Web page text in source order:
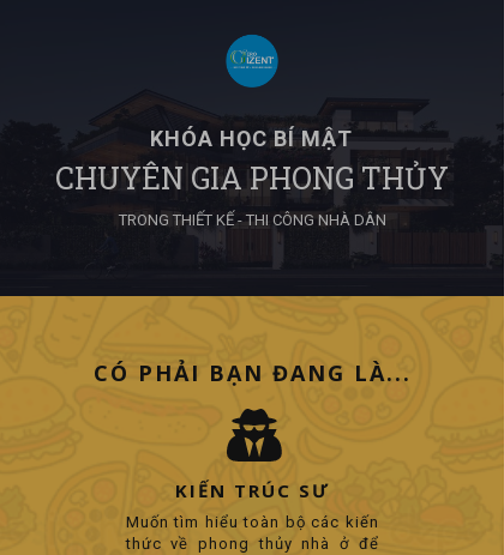
KHÓA HỌC BÍ MẬT
CHUYÊN GIA PHONG THỦY
TRONG THIẾT KẾ - THI CÔNG NHÀ DÂN
KIẾN TRÚC SƯ
Muốn tìm hiểu toàn bộ các kiến
thức về phong thủy nhà ở để
CÓ PHẢI BẠN ĐANG LÀ...